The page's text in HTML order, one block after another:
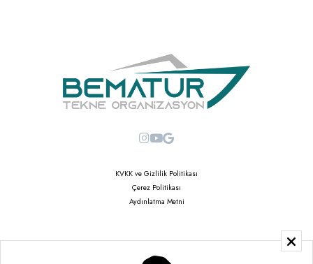
KVKK ve Gizlilik Politikası
Çerez Politikası
Aydınlatma Metni